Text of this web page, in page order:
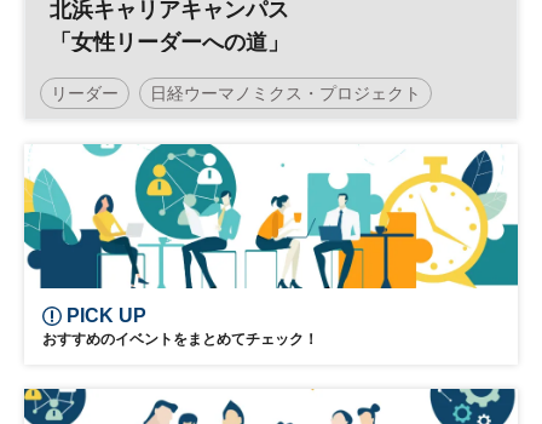
北浜キャリアキャンパス
「女性リーダーへの道」
リーダー 日経ウーマノミクス・プロジェクト
キャリア リーダー育成 交流会付き
日経ウーマノミクスセミナー 女性リーダー
PICK UP
おすすめのイベントをまとめてチェック！